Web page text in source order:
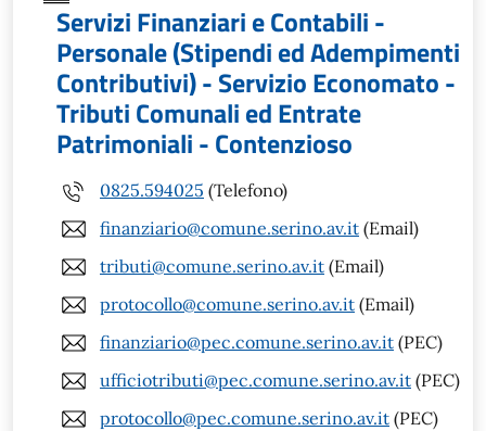
Servizi Finanziari e Contabili -
Personale (Stipendi ed Adempimenti
Contributivi) - Servizio Economato -
Tributi Comunali ed Entrate
Patrimoniali - Contenzioso
0825.594025 (Telefono)
finanziario@comune.serino.av.it (Email)
tributi@comune.serino.av.it (Email)
protocollo@comune.serino.av.it (Email)
finanziario@pec.comune.serino.av.it (PEC)
ufficiotributi@pec.comune.serino.av.it (PEC)
protocollo@pec.comune.serino.av.it (PEC)